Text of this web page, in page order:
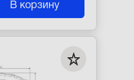
В корзину